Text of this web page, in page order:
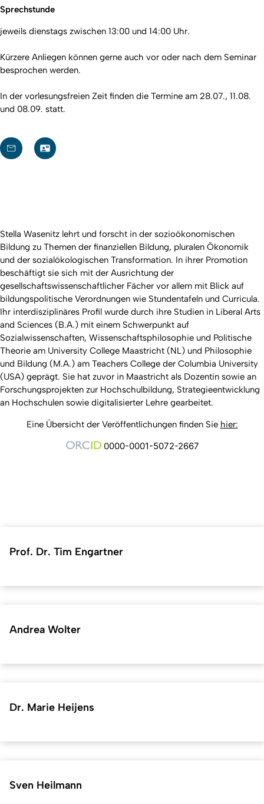
Sprechstunde
jeweils dienstags zwischen 13:00 und 14:00 Uhr.
Kürzere Anliegen können gerne auch vor oder nach dem Seminar
besprochen werden.
In der vorlesungsfreien Zeit finden die Termine am 28.07., 11.08.
und 08.09. statt.
Stella Wasenitz lehrt und forscht in der sozioökonomischen
Bildung zu Themen der finanziellen Bildung, pluralen Ökonomik
und der sozialökologischen Transformation. In ihrer Promotion
beschäftigt sie sich mit der Ausrichtung der
gesellschaftswissenschaftlicher Fächer vor allem mit Blick auf
bildungspolitische Verordnungen wie Stundentafeln und Curricula.
Ihr interdisziplinäres Profil wurde durch ihre Studien in Liberal Arts
and Sciences (B.A.) mit einem Schwerpunkt auf
Sozialwissenschaften, Wissenschaftsphilosophie und Politische
Theorie am University College Maastricht (NL) und Philosophie
und Bildung (M.A.) am Teachers College der Columbia University
(USA) geprägt. Sie hat zuvor in Maastricht als Dozentin sowie an
Forschungsprojekten zur Hochschulbildung, Strategieentwicklung
an Hochschulen sowie digitalisierter Lehre gearbeitet.
Eine Übersicht der Veröffentlichungen finden Sie hier:
0000-0001-5072-2667
Prof. Dr. Tim Engartner
Andrea Wolter
Dr. Marie Heijens
Sven Heilmann